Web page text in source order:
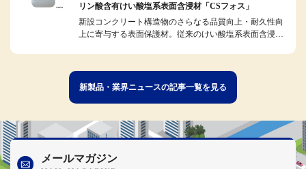
リン酸含有けい酸塩系表面含浸材「CSフォス」
新設コンクリート構造物のさらなる品質向上・耐久性向
上に寄与する表面保護材。従来のけい酸塩系表面含浸材
新製品・業界ニュースの記事一覧を見る
メールマガジン